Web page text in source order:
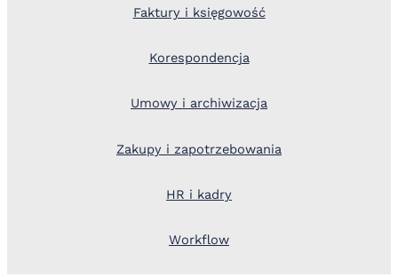
Faktury i księgowość
Korespondencja
Umowy i archiwizacja
Zakupy i zapotrzebowania
HR i kadry
Workflow